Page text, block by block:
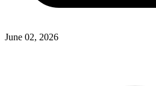
June 02, 2026